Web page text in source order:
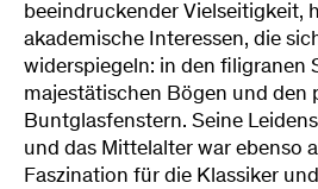
beeindruckender Vielseitigkeit,
akademische Interessen, die
widerspiegeln: in den filigranen
majestätischen Bögen und den
Buntglasfenstern. Seine
und das Mittelalter war ebenso
Faszination für die Klassiker